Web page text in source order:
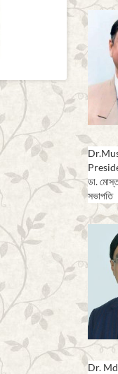
ডা.
সভাপতি
Dr.